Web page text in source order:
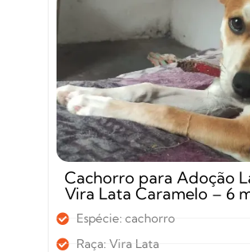
Cachorro para Adoção
Vira Lata Caramelo – 6
Espécie: cachorro
Raça: Vira Lata